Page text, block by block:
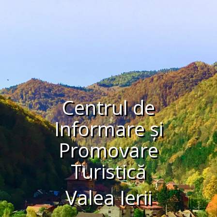
Centrul de
Informare și
Promovare
Turistică
Valea Ierii